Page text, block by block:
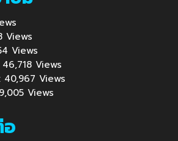
Views
Views
Views
40,967 Views
Views